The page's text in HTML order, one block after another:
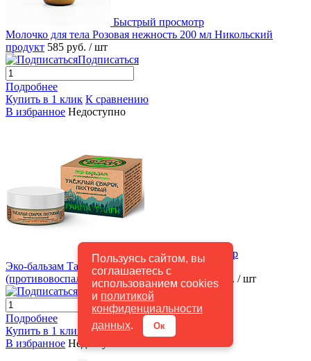
Пользуясь сайтом, вы
соглашаетесь с
использованием cookies
и политикой
конфиденциальности
данных. Ок
Быстрый просмотр
Молочко для тела Розовая нежность 200 мл Никольский
продукт 585 руб. / шт
Подписаться
Подробнее
Купить в 1 клик К сравнению
В избранное Недоступно
Быстрый просмотр
Эко-бальзам Таежный Сварок Пихтовый
(противовоспалительный) 50мл Алтын 375 руб. / шт
Подписаться
Подробнее
Купить в 1 клик
К сравнению
В избранное Недоступно